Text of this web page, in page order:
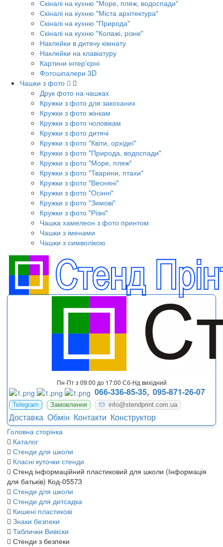
Скіналі на кухню "Море, пляж, водоспади"
Скіналі на кухню "Міста архітектура"
Скіналі на кухню "Природа"
Скіналі на кухню "Колажі, різне"
Наклейки в дитячу кімнату
Наклейки на клавіатуру
Картини інтер'єрні
Фотошпалери 3D
Чашки з фото
Друк фото на чашках
Кружки з фото для закоханих
Кружки з фото жінкам
Кружки з фото чоловікам
Кружки з фото дитячі
Кружки з фото "Квіти, орхідеї"
Кружки з фото "Природа, водоспади"
Кружки з фото "Море, пляж"
Кружки з фото "Тварини, птахи"
Кружки з фото "Весняні"
Кружки з фото "Осінні"
Кружки з фото "Зимові"
Кружки з фото "Різні"
Чашка хамелеон з фото принтом
Чашки з іменами
Чашки з символікою
Пн-Пт з 09:00 до 17:00 Сб-Нд вихідний
066-336-85-35, 095-871-26-07
Telegram Замовлення info@stendprint.com.ua
Доставка Обмін Контакти Конструктор
Головна сторінка
Каталог
Стенди для школи
Класні куточки стенди
Стенд інформаційний пластиковий для школи (Інформація
для батьків) Код-05573
Стенди для школи
Стенди для дитсадка
Кишені пластикові
Знаки безпеки
Таблички Вивіски
Стенди з безпеки